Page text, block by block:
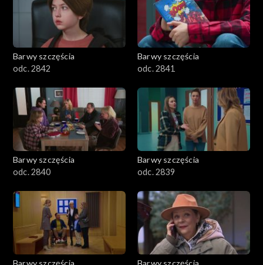
Barwy szczęścia
odc. 2842
Barwy szczęścia
odc. 2841
Barwy szczęścia
odc. 2840
Barwy szczęścia
odc. 2839